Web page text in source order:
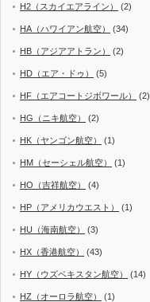
H2（スカイエアライン） (2)
HA（ハワイアン航空） (34)
HB（アジアアトラン） (2)
HD（エア・ドゥ） (5)
HF（エアコートジボワール） (2)
HG（ニキ航空） (2)
HK（ヤンゴン航空） (1)
HM（セーシェル航空） (1)
HO（吉祥航空） (4)
HP（アメリカウエスト） (1)
HU（海南航空） (3)
HX（香港航空） (43)
HY（ウズベキスタン航空） (14)
HZ（オーロラ航空） (1)